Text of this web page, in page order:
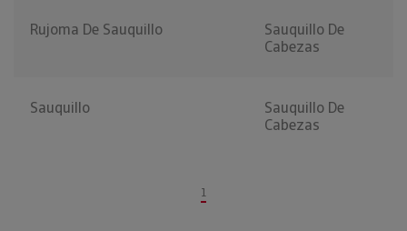
Rujoma De Sauquillo
Sauquillo De
Cabezas
Sauquillo
Sauquillo De
Cabezas
1